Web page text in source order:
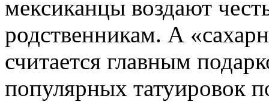
мексиканцы воздают
родственникам. А
считается главным
популярных татуировок